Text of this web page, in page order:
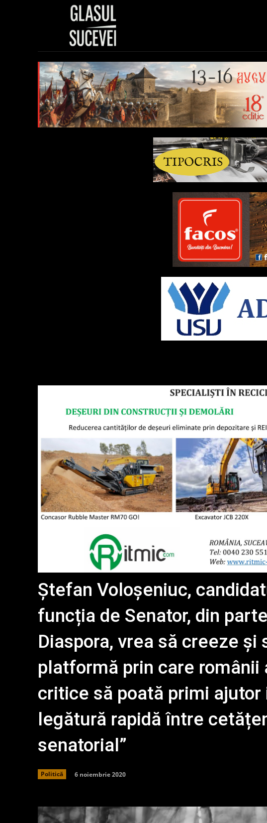
Ștefan Voloșeniuc,
funcția de Senator, din
Diaspora, vrea să creeze
platformă prin care
critice să poată primi ajutor
legătură rapidă între
senatorial”
Politică 6 noiembrie 2020